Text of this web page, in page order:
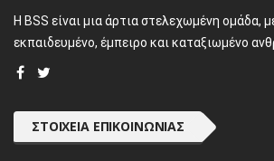
H BSS είναι μια άρτια στελεχωμένη ομάδα,
εκπαιδευμένο, έμπειρο και καταξιωμένο
ΣΤΟΙΧΕΊΑ ΕΠΙΚΟΙΝΩΝΊΑΣ